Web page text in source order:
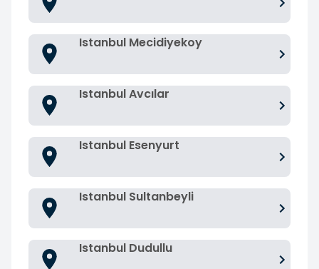
Istanbul Mecidiyekoy
Istanbul Avcılar
Istanbul Esenyurt
Istanbul Sultanbeyli
Istanbul Dudullu